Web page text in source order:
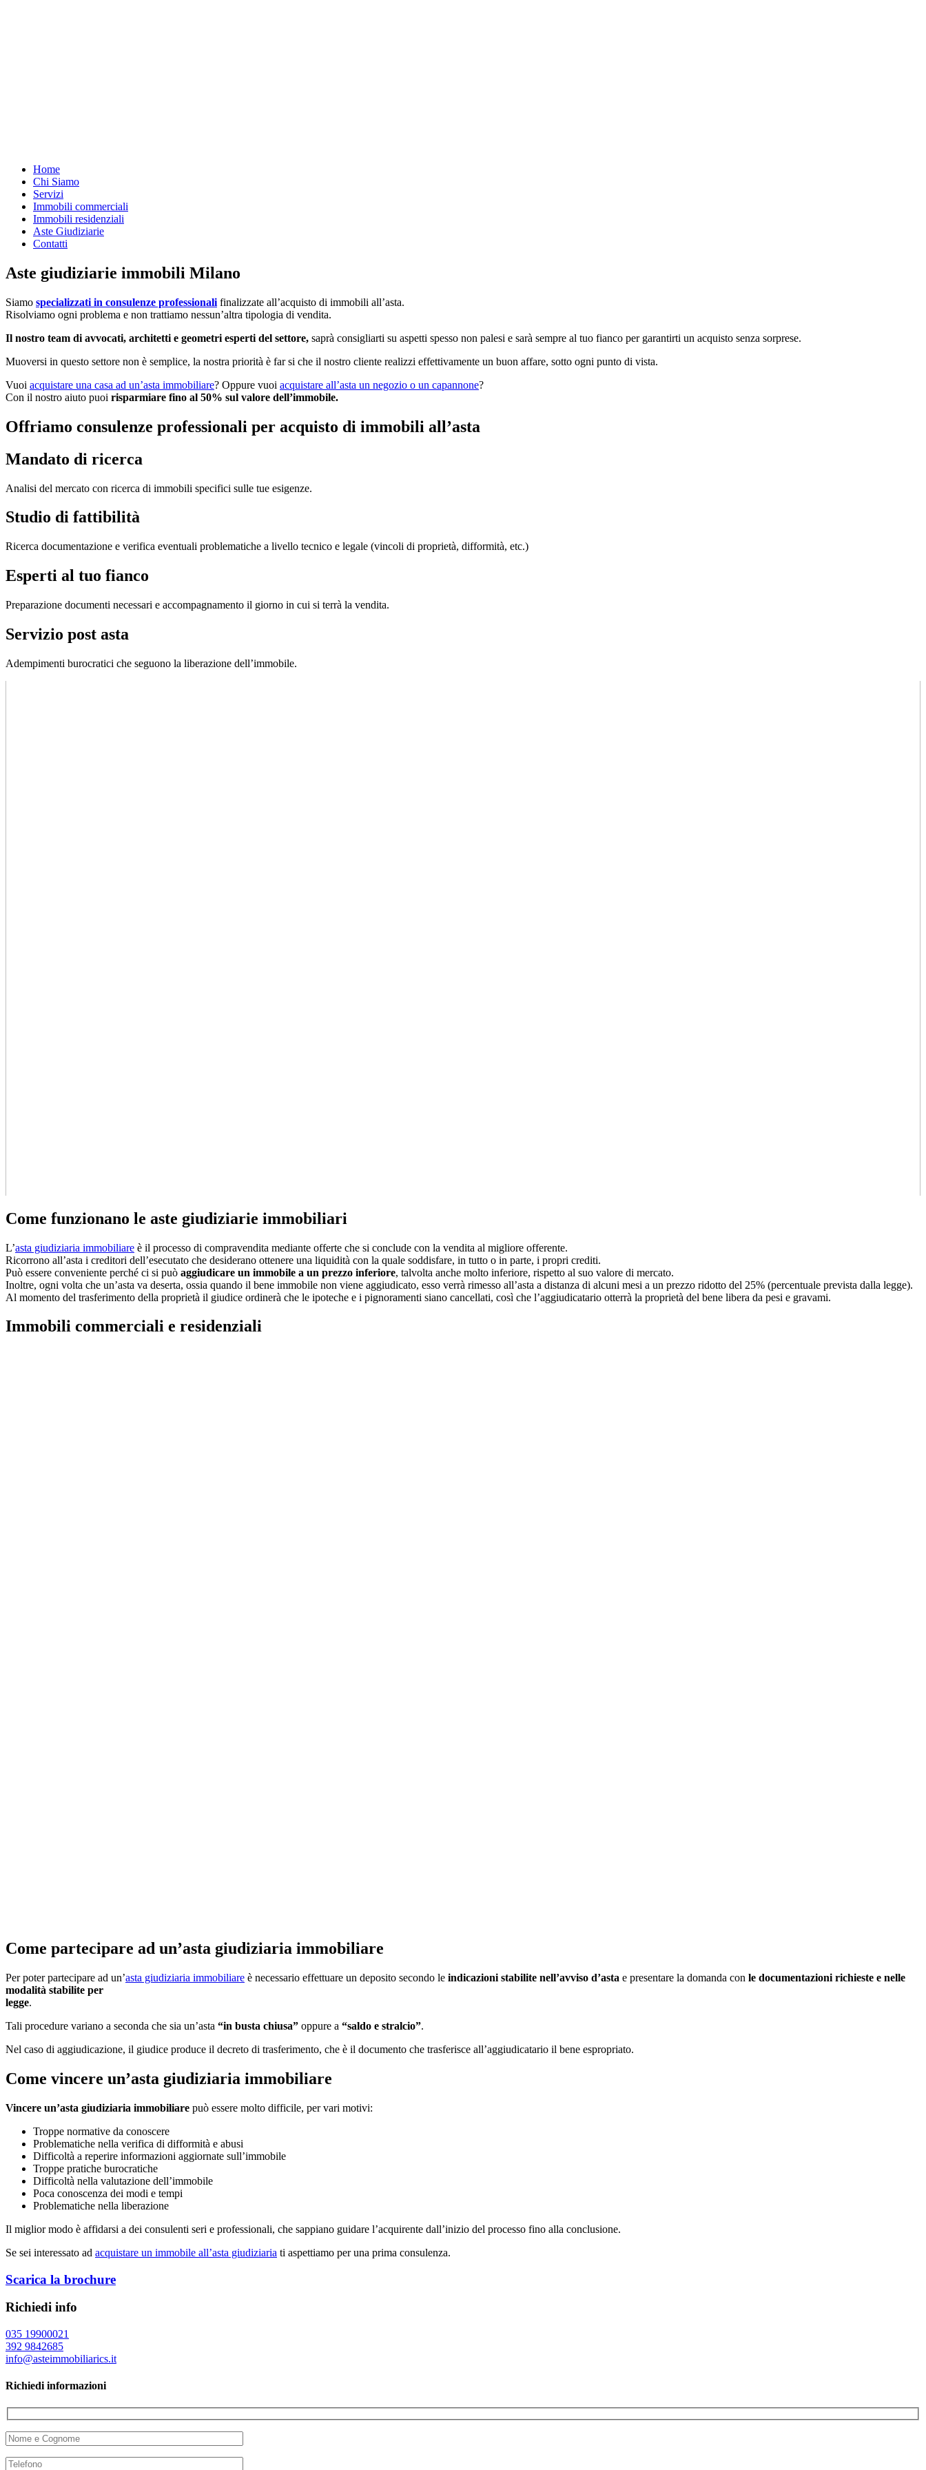
Home
Chi Siamo
Servizi
Immobili commerciali
Immobili residenziali
Aste Giudiziarie
Contatti
Aste giudiziarie immobili Milano
Siamo specializzati in consulenze professionali finalizzate all’acquisto di immobili all’asta.
Risolviamo ogni problema e non trattiamo nessun’altra tipologia di vendita.
Il nostro team di avvocati, architetti e geometri esperti del settore, saprà consigliarti su aspetti spesso non palesi e sarà sempre al tuo fianco per garantirti un acquisto senza sorprese.
Muoversi in questo settore non è semplice, la nostra priorità è far si che il nostro cliente realizzi effettivamente un buon affare, sotto ogni punto di vista.
Vuoi acquistare una casa ad un’asta immobiliare? Oppure vuoi acquistare all’asta un negozio o un capannone?
Con il nostro aiuto puoi risparmiare fino al 50% sul valore dell’immobile.
Offriamo consulenze professionali per acquisto di immobili all’asta
Mandato di ricerca
Analisi del mercato con ricerca di immobili specifici sulle tue esigenze.
Studio di fattibilità
Ricerca documentazione e verifica eventuali problematiche a livello tecnico e legale (vincoli di proprietà, difformità, etc.)
Esperti al tuo fianco
Preparazione documenti necessari e accompagnamento il giorno in cui si terrà la vendita.
Servizio post asta
Adempimenti burocratici che seguono la liberazione dell’immobile.
Come funzionano le aste giudiziarie immobiliari
L’asta giudiziaria immobiliare è il processo di compravendita mediante offerte che si conclude con la vendita al migliore offerente.
Ricorrono all’asta i creditori dell’esecutato che desiderano ottenere una liquidità con la quale soddisfare, in tutto o in parte, i propri crediti.
Può essere conveniente perché ci si può aggiudicare un immobile a un prezzo inferiore, talvolta anche molto inferiore, rispetto al suo valore di mercato.
Inoltre, ogni volta che un’asta va deserta, ossia quando il bene immobile non viene aggiudicato, esso verrà rimesso all’asta a distanza di alcuni mesi a un prezzo ridotto del 25% (percentuale prevista dalla legge).
Al momento del trasferimento della proprietà il giudice ordinerà che le ipoteche e i pignoramenti siano cancellati, così che l’aggiudicatario otterrà la proprietà del bene libera da pesi e gravami.
Immobili commerciali e residenziali
Come partecipare ad un’asta giudiziaria immobiliare
Per poter partecipare ad un’asta giudiziaria immobiliare è necessario effettuare un deposito secondo le indicazioni stabilite nell’avviso d’asta e presentare la domanda con le documentazioni richieste e nelle
modalità stabilite per
legge.
Tali procedure variano a seconda che sia un’asta “in busta chiusa” oppure a “saldo e stralcio”.
Nel caso di aggiudicazione, il giudice produce il decreto di trasferimento, che è il documento che trasferisce all’aggiudicatario il bene espropriato.
Come vincere un’asta giudiziaria immobiliare
Vincere un’asta giudiziaria immobiliare può essere molto difficile, per vari motivi:
Troppe normative da conoscere
Problematiche nella verifica di difformità e abusi
Difficoltà a reperire informazioni aggiornate sull’immobile
Troppe pratiche burocratiche
Difficoltà nella valutazione dell’immobile
Poca conoscenza dei modi e tempi
Problematiche nella liberazione
Il miglior modo è affidarsi a dei consulenti seri e professionali, che sappiano guidare l’acquirente dall’inizio del processo fino alla conclusione.
Se sei interessato ad acquistare un immobile all’asta giudiziaria ti aspettiamo per una prima consulenza.
Scarica la brochure
Richiedi info
035 19900021
392 9842685
info@asteimmobiliarics.it
Richiedi informazioni